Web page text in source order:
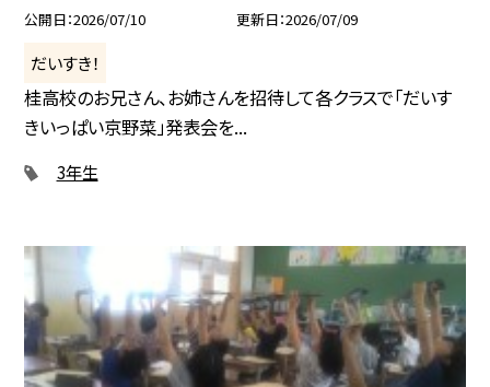
公開日 2026/07/10 更新日 2026/07/09
だいすき！
桂高校のお兄さん、お姉さんを招待して各クラスで「だいす
きいっぱい京野菜」発表会を...
3年生